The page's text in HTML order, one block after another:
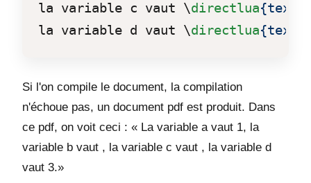
la variable c vaut \directlua
la variable d vaut \directlua
Si l'on compile le document, la compilation
n'échoue pas, un document pdf est produit. Dans
ce pdf, on voit ceci : « La variable a vaut 1, la
variable b vaut , la variable c vaut , la variable d
vaut 3.»